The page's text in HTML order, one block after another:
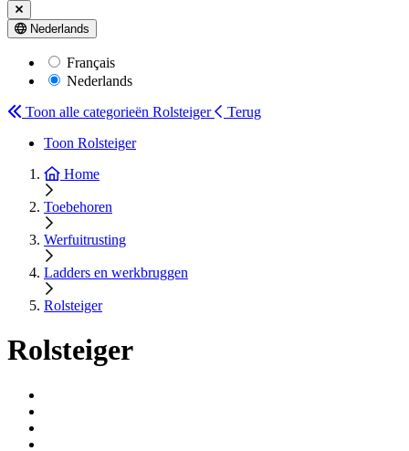
Nederlands
Français
Nederlands
Toon alle categorieën Rolsteiger
Terug
Toon Rolsteiger
Home
Toebehoren
Werfuitrusting
Ladders en werkbruggen
Rolsteiger
Rolsteiger